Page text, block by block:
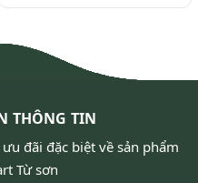
THÔNG TIN
đãi đặc biệt về sản phẩm
Từ sơn